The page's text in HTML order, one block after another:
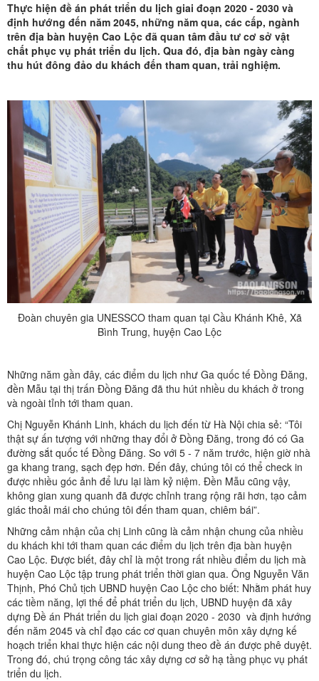
Thực hiện đề án phát triển du lịch giai đoạn 2020 - 2030 và
định hướng đến năm 2045, những năm qua, các cấp, ngành
trên địa bàn huyện Cao Lộc đã quan tâm đầu tư cơ sở vật
chất phục vụ phát triển du lịch. Qua đó, địa bàn ngày càng
thu hút đông đảo du khách đến tham quan, trải nghiệm.
Đoàn chuyên gia UNESSCO tham quan tại Cầu Khánh Khê, Xã
Bình Trung, huyện Cao Lộc
Những năm gần đây, các điểm du lịch như Ga quốc tế Đồng Đăng,
đền Mẫu tại thị trấn Đồng Đăng đã thu hút nhiều du khách ở trong
và ngoài tỉnh tới tham quan.
Chị Nguyễn Khánh Linh, khách du lịch đến từ Hà Nội chia sẻ: “Tôi
thật sự ấn tượng với những thay đổi ở Đồng Đăng, trong đó có Ga
đường sắt quốc tế Đồng Đăng. So với 5 - 7 năm trước, hiện giờ nhà
ga khang trang, sạch đẹp hơn. Đến đây, chúng tôi có thể check in
được nhiều góc ảnh để lưu lại làm kỷ niệm. Đền Mẫu cũng vậy,
không gian xung quanh đã được chỉnh trang rộng rãi hơn, tạo cảm
giác thoải mái cho chúng tôi đến tham quan, chiêm bái”.
Những cảm nhận của chị Linh cũng là cảm nhận chung của nhiều
du khách khi tới tham quan các điểm du lịch trên địa bàn huyện
Cao Lộc. Được biết, đây chỉ là một trong rất nhiều điểm du lịch mà
huyện Cao Lộc tập trung phát triển thời gian qua. Ông Nguyễn Văn
Thịnh, Phó Chủ tịch UBND huyện Cao Lộc cho biết: Nhằm phát huy
các tiềm năng, lợi thế để phát triển du lịch, UBND huyện đã xây
dựng Đề án Phát triển du lịch giai đoạn 2020 - 2030 và định hướng
đến năm 2045 và chỉ đạo các cơ quan chuyên môn xây dựng kế
hoạch triển khai thực hiện các nội dung theo đề án được phê duyệt.
Trong đó, chú trọng công tác xây dựng cơ sở hạ tầng phục vụ phát
triển du lịch.